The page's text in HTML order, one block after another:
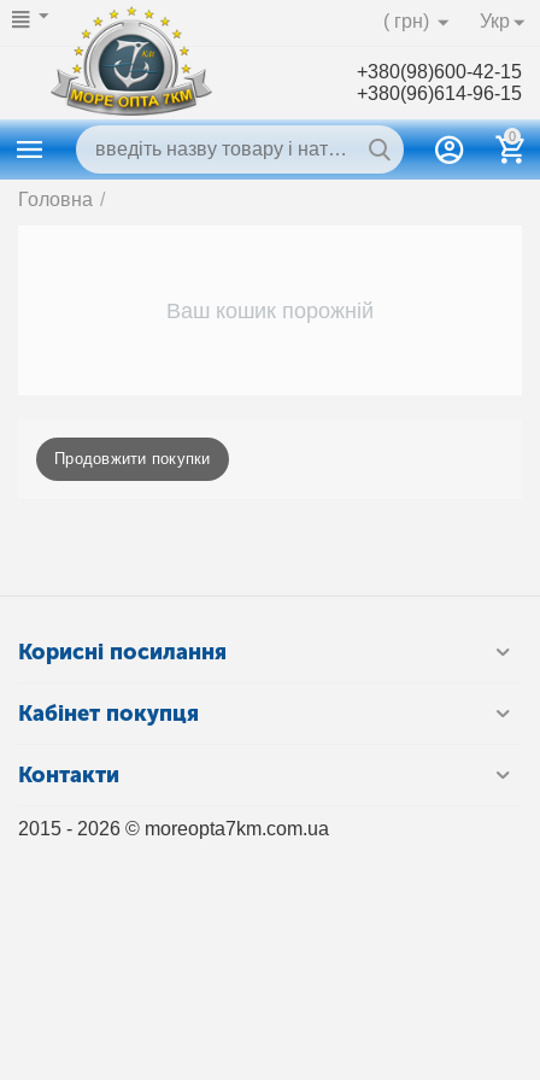
Укр
( грн)
+380(98)600-42-15
+380(96)614-96-15
0
Головна /
Ваш кошик порожній
Продовжити покупки
Корисні посилання
Кабінет покупця
Контакти
2015 - 2026 © moreopta7km.com.ua